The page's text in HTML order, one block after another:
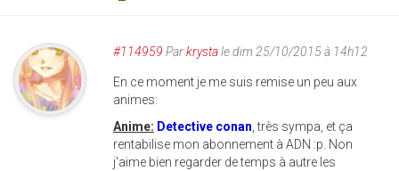
#114959 Parkrystale dim 25/10/2015 à 14h12
En ce moment je me suis remise un peu aux
animes:
Anime: Detective conan, très sympa, et ça
rentabilise mon abonnement à ADN :p. Non
j'aime bien regarder de temps à autre les